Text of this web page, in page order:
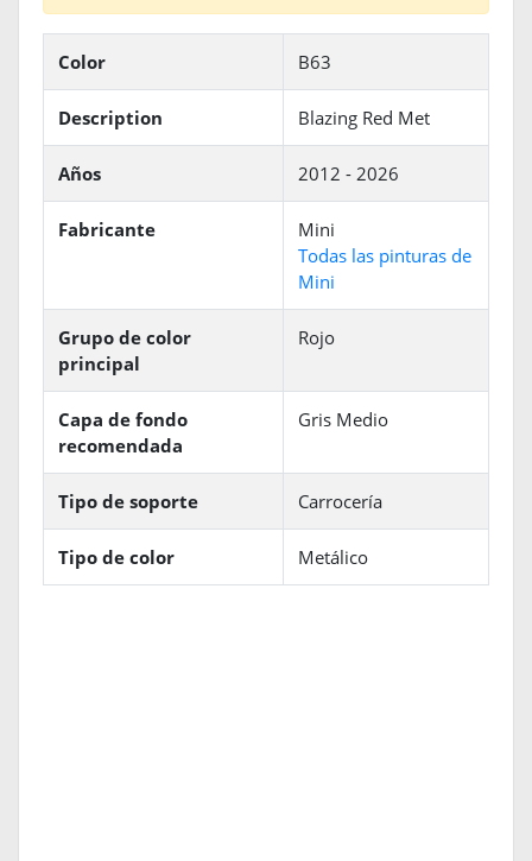
Color B63
Description Blazing Red Met
Años 2012 - 2026
Fabricante
Mini
Todas las pinturas de
Mini
Grupo de color
principal
Rojo
Capa de fondo
recomendada
Gris Medio
Tipo de soporte Carrocería
Tipo de color Metálico